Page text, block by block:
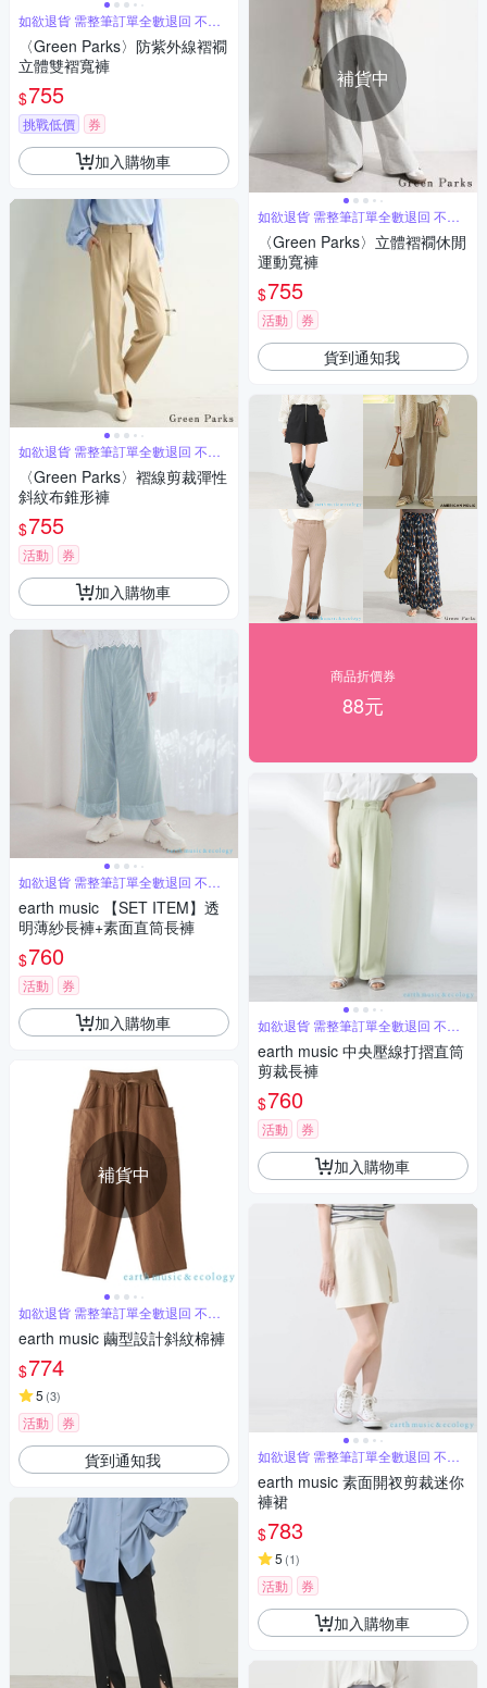
如欲退貨 需整筆訂單全數退回 不能
單退
〈Green Parks〉防紫外線褶襉
立體雙褶寬褲
$755
挑戰低價 券
加入購物車
如欲退貨 需整筆訂單全數退回 不能
單退
〈Green Parks〉褶線剪裁彈性
斜紋布錐形褲
$755
活動 券
加入購物車
如欲退貨 需整筆訂單全數退回 不能
單退
earth music 【SET ITEM】透
明薄紗長褲+素面直筒長褲
$760
活動 券
加入購物車
補貨中
如欲退貨 需整筆訂單全數退回 不能
單退
earth music 繭型設計斜紋棉褲
$774
5 (3)
活動 券
貨到通知我
補貨中
如欲退貨 需整筆訂單全數退回 不能
單退
〈Green Parks〉立體褶襉休閒
運動寬褲
$755
活動 券
貨到通知我
商品折價券
88元
如欲退貨 需整筆訂單全數退回 不能
單退
earth music 中央壓線打摺直筒
剪裁長褲
$760
活動 券
加入購物車
如欲退貨 需整筆訂單全數退回 不能
單退
earth music 素面開衩剪裁迷你
褲裙
$783
5 (1)
活動 券
加入購物車